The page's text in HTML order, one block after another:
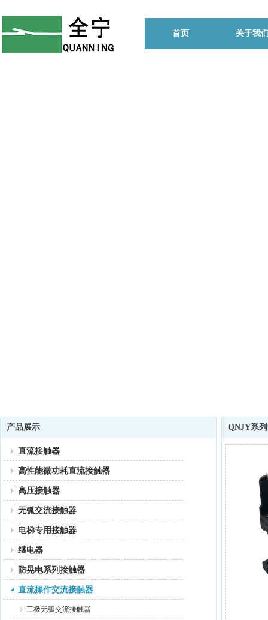
首页 关于我
产品展示
直流接触器
高性能微功耗直流接触器
高压接触器
无弧交流接触器
电梯专用接触器
继电器
防晃电系列接触器
直流操作交流接触器
三极无弧交流接触器
QNJY系